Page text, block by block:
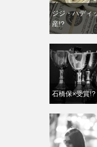
ジジ・ハディ
産!?
石橋保×受賞!?